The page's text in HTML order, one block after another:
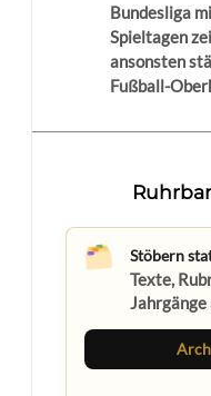
Bundesliga
Spieltagen
ansonsten
Fußball-
Stöbern
Texte,